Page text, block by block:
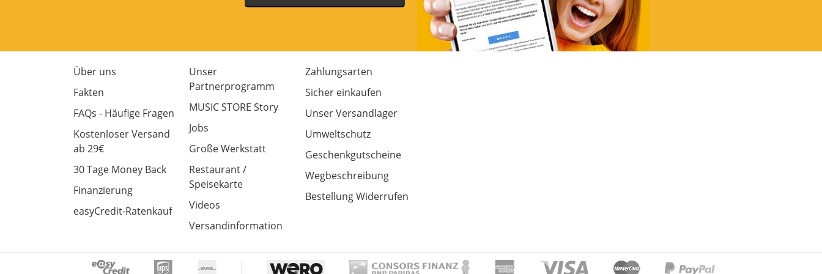
Über uns
Fakten
FAQs - Häufige Fragen
Kostenloser Versand
ab 29€
30 Tage Money Back
Finanzierung
easyCredit-Ratenkauf
Unser
Partnerprogramm
MUSIC STORE Story
Jobs
Große Werkstatt
Restaurant /
Speisekarte
Videos
Versandinformation
Zahlungsarten
Sicher einkaufen
Unser Versandlager
Umweltschutz
Geschenkgutscheine
Wegbeschreibung
Bestellung Widerrufen